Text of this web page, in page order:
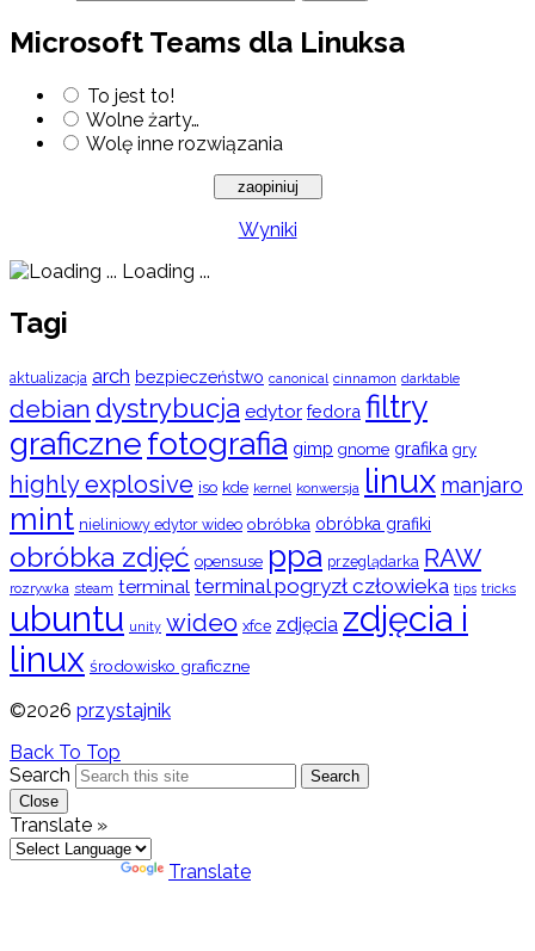
Microsoft Teams dla Linuksa
To jest to!
Wolne żarty…
Wolę inne rozwiązania
Wyniki
Loading ...
Tagi
aktualizacja arch bezpieczeństwo canonical cinnamon darktable
debian dystrybucja edytor fedora filtry
graficznefotografia gimp gnome grafika gry
highly explosive iso kde kernel konwersja linux manjaro
mint nieliniowy edytor wideo obróbka obróbka grafiki
obróbka zdjęć opensuse ppa przeglądarka RAW
rozrywka steam terminal terminal pogryzł człowieka tips tricks
ubuntu unity wideo xfce zdjęcia zdjęcia i
linux środowisko graficzne
©2026 przystajnik
Back To Top
Search
Search
Close
Translate »
Translate